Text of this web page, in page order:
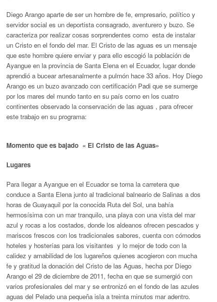
Diego Arango aparte de ser un hombre de fe, empresario, político y
servidor social es un deportista consagrado, aventurero y buzo. Se
caracteriza por realizar cosas sorprendentes como esta de instalar
un Cristo en el fondo del mar. El Cristo de las aguas es un mensaje
que este hombre quiere enviar y para ello escogió la población de
Ayangue en la provincia de Santa Elena en el Ecuador, lugar donde
aprendió a bucear artesanalmente a pulmón hace 33 años. Hoy Diego
Arango es un buzo avanzado con certificación Padi que se sumerge
por los mares del mundo tanto en su país como en los cuatro
continentes observado la conservación de las aguas , para ofrecer
este trabajo en su programa:
Momento que es bajado « El Cristo de las Aguas»
Lugares
Para llegar a Ayangue en el Ecuador se toma la carretera que
conduce a Santa Elena junto al tradicional balneario de Salinas a dos
horas de Guayaquil por la conocida Ruta del Sol, una bahía
hermosísima con un mar tranquilo, una playa con una vista del mar
azul y rocas a los costados, donde los aldeanos ofrecen pescados y
mariscos frescos con los tradicionales sabores, cuenta con cómodos
hoteles y hosterías para los visitantes y lo mejor de todo con la
calidez y amabilidad de los lugareños quienes acogieron con mucha
fe y gratitud la donación del Cristo de las Aguas, hecha por Diego
Arango el 29 de diciembre de 2011, fecha en que se sumergió con
varios profesionales del mar y se entronizó en el fondo de las azules
aguas del Pelado una pequeña isla a treinta minutos mar adentro.